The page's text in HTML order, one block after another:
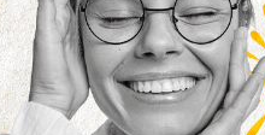
y tras conseguir el
años, los chicos de
de temporada y
que restan, si